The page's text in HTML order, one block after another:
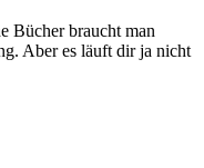
Bücher braucht man
Aber es läuft dir ja nicht